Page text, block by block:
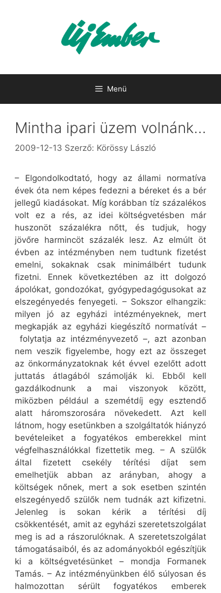
Menü
Mintha ipari üzem volnánk…
2009-12-13 Szerző: Körössy László
– Elgondolkodtató, hogy az állami normatíva
évek óta nem képes fedezni a béreket és a bér
jellegű kiadásokat. Míg korábban tíz százalékos
volt ez a rés, az idei költségvetésben már
huszonöt százalékra nőtt, és tudjuk, hogy
jövőre harmincöt százalék lesz. Az elmúlt öt
évben az intézményben nem tudtunk fizetést
emelni, sokaknak csak minimálbért tudunk
fizetni. Ennek következtében az itt dolgozó
ápolókat, gondozókat, gyógypedagógusokat az
elszegényedés fenyegeti. – Sokszor elhangzik:
milyen jó az egyházi intézményeknek, mert
megkapják az egyházi kiegészítő normatívát –
folytatja az intézményvezető –, azt azonban
nem veszik figyelembe, hogy ezt az összeget
az önkormányzatoknak két évvel ezelőtt adott
juttatás átlagából számolják ki. Ebből kell
gazdálkodnunk a mai viszonyok között,
miközben például a szemétdíj egy esztendő
alatt háromszorosára növekedett. Azt kell
látnom, hogy esetünkben a szolgáltatók hiányzó
bevételeiket a fogyatékos emberekkel mint
végfelhasználókkal fizettetik meg. – A szülők
által fizetett csekély térítési díjat sem
emelhetjük abban az arányban, ahogy a
költségek nőnek, mert a sok esetben szintén
elszegényedő szülők nem tudnák azt kifizetni.
Jelenleg is sokan kérik a térítési díj
csökkentését, amit az egyházi szeretetszolgálat
meg is ad a rászorulóknak. A szeretetszolgálat
támogatásaiból, és az adományokból egészítjük
ki a költségvetésünket – mondja Formanek
Tamás. – Az intézményünkben élő súlyosan és
halmozottan sérült fogyatékos emberek